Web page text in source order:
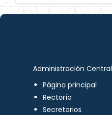
Administración Central
Página principal
Rectoría
Secretarios